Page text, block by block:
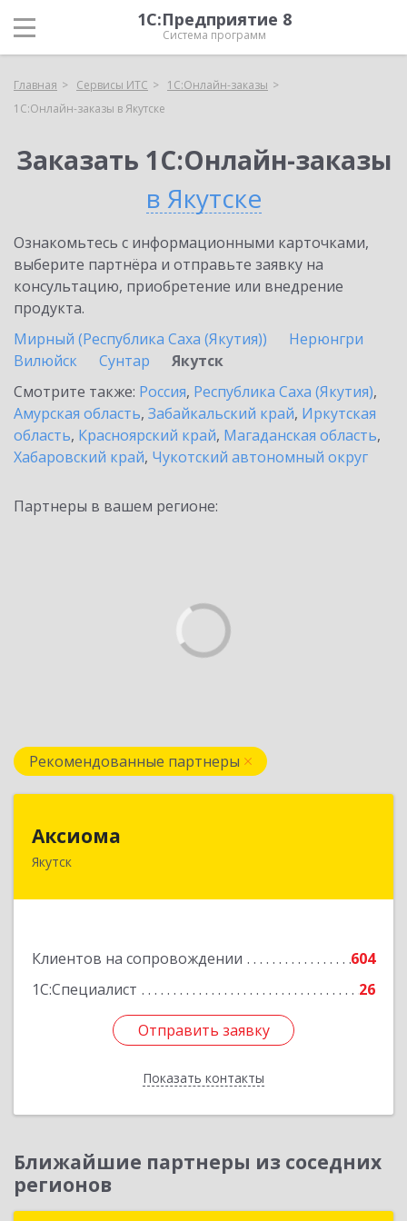
1С:Предприятие 8
Система программ
Главная Сервисы ИТС
1С:Онлайн-заказы
1С:Онлайн-заказы в Якутске
Заказать 1С:Онлайн-заказы
в Якутске
Ознакомьтесь с информационными карточками,
выберите партнёра и отправьте заявку на
консультацию, приобретение или внедрение
продукта.
Мирный (Республика Саха (Якутия))
Нерюнгри
Вилюйск
Сунтар
Якутск
Смотрите также: Россия, Республика Саха (Якутия),
Амурская область, Забайкальский край, Иркутская
область, Красноярский край, Магаданская область,
Хабаровский край, Чукотский автономный округ
Партнеры в вашем регионе:
Рекомендованные партнеры
Аксиома
Якутск
Клиентов на сопровождении
604
1С:Специалист
26
Отправить заявку
Показать контакты
677000, Саха /Якутия/ Респ, Якутск г, Чиряева
Отправить заявку
Назад
Ближайшие партнеры из соседних
регионов